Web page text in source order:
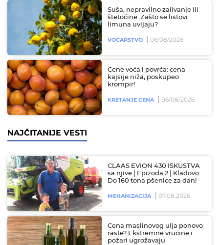
Suša, nepravilno zalivanje ili
štetočine: Zašto se listovi
limuna uvijaju?
VOĆARSTVO 06/08/2026
Cene voća i povrća: cena
kajsije niža, poskupeo
krompir!
KRETANJE CENA 06/08/2026
NAJČITANIJE VESTI
CLAAS EVION 430 ISKUSTVA
sa njive | Epizoda 2 | Kladovo:
Do 160 tona pšenice za dan!
MEHANIZACIJA 07.08.2026
Cena maslinovog ulja ponovo
raste? Ekstremne vrućine i
požari ugrožavaju